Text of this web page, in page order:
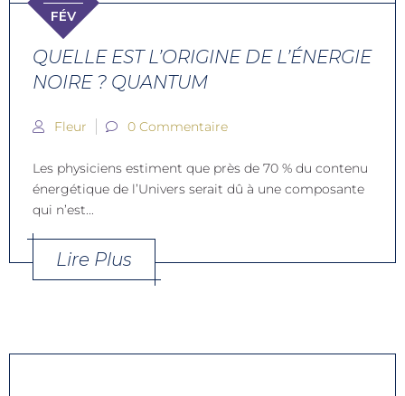
FÉV
QUELLE EST L’ORIGINE DE L’ÉNERGIE
NOIRE ? QUANTUM
Fleur 0 Commentaire
Les physiciens estiment que près de 70 % du contenu
énergétique de l’Univers serait dû à une composante
qui n’est...
Lire Plus